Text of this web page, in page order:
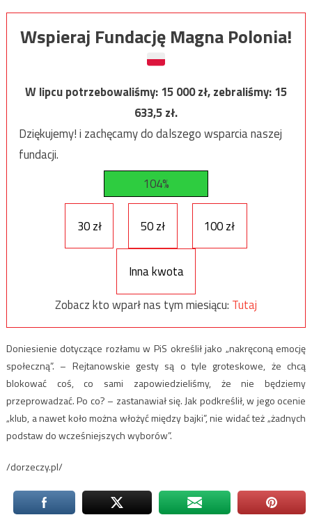
Wspieraj Fundację Magna Polonia!
W lipcu potrzebowaliśmy:15 000zł, zebraliśmy:15
633,5zł.
Dziękujemy! i zachęcamy do dalszego wsparcia naszej
fundacji.
104%
30 zł 50 zł 100 zł
Inna kwota
Zobacz kto wparł nas tym miesiącu: Tutaj
Doniesienie dotyczące rozłamu w PiS określił jako „nakręconą emocję
społeczną”. – Rejtanowskie gesty są o tyle groteskowe, że chcą
blokować coś, co sami zapowiedzieliśmy, że nie będziemy
przeprowadzać. Po co? – zastanawiał się. Jak podkreślił, w jego ocenie
„klub, a nawet koło można włożyć między bajki”, nie widać też „żadnych
podstaw do wcześniejszych wyborów”.
/dorzeczy.pl/